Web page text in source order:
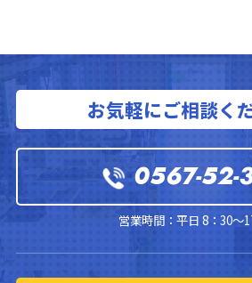
お気軽にご相談く
0567-52-
営業時間：平日 8：30～